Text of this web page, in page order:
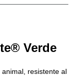
Verde
resistente al